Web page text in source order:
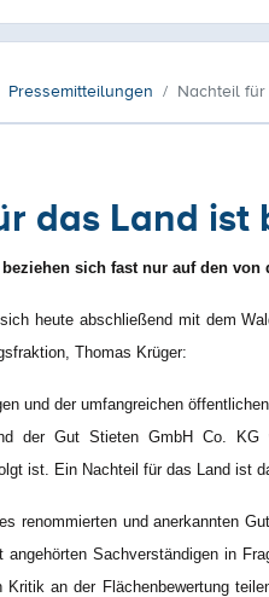
Pressemitteilungen Nachteil
das Land ist
sich fast nur auf den von
heute abschließend mit dem
Thomas Krüger:
und der umfangreichen
der Gut Stieten GmbH Co. KG
ist. Ein Nachteil für das Land ist
renommierten und anerkannten
Sachverständigen in
Kritik an der Flächenbewertung